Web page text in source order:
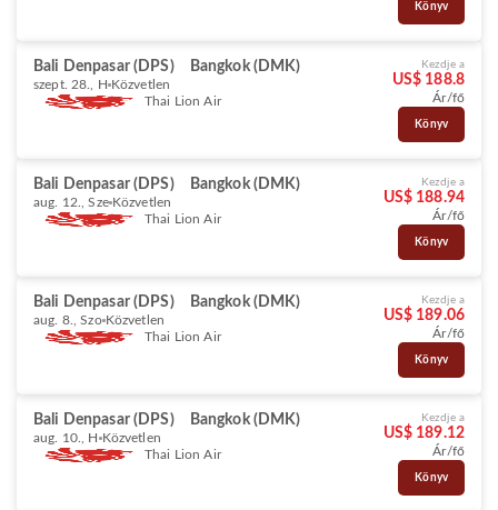
Könyv
Bali Denpasar (DPS) Bangkok (DMK)
szept. 28., H Közvetlen
Thai Lion Air
Kezdje a
US$ 188.8
Ár/fő
Könyv
Bali Denpasar (DPS) Bangkok (DMK)
aug. 12., Sze Közvetlen
Thai Lion Air
Kezdje a
US$ 188.94
Ár/fő
Könyv
Bali Denpasar (DPS) Bangkok (DMK)
aug. 8., Szo Közvetlen
Thai Lion Air
Kezdje a
US$ 189.06
Ár/fő
Könyv
Bali Denpasar (DPS) Bangkok (DMK)
aug. 10., H Közvetlen
Thai Lion Air
Kezdje a
US$ 189.12
Ár/fő
Könyv